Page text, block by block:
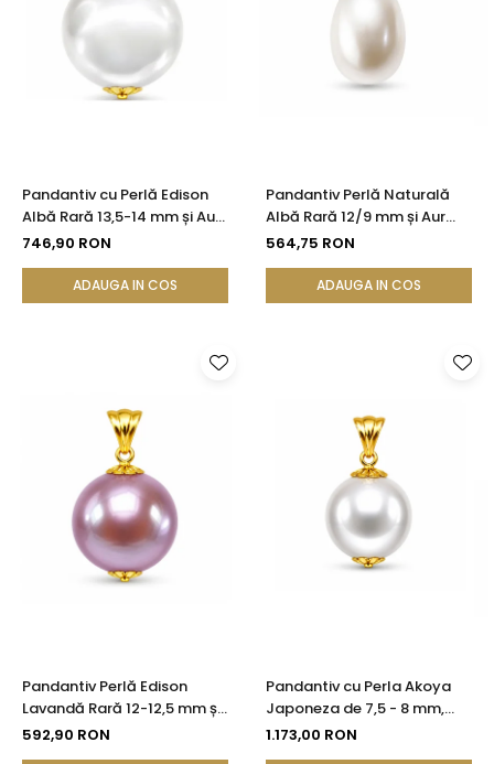
Pandantiv cu Perlă Edison
Albă Rară 13,5-14 mm și Aur
Galben 14K (aur 585) |
746,90 RON
ADAUGA IN COS
Pandantiv Perlă Naturală
Albă Rară 12/9 mm și Aur
Galben 14K (aur 585) |
564,75 RON
ADAUGA IN COS
Pandantiv Perlă Edison
Lavandă Rară 12-12,5 mm și
Aur 14K (aur 585) |
592,90 RON
Pandantiv cu Perla Akoya
Japoneza de 7,5 - 8 mm,
Calitate AAA+ si Aur de 14k
1.173,00 RON